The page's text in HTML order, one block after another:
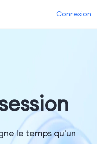
Connexion
le temps qu'un